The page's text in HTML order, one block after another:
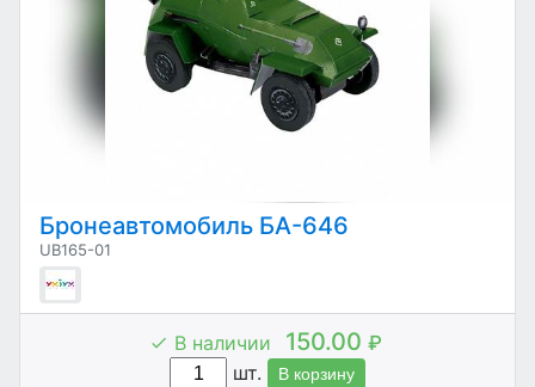
Бронеавтомобиль БА-646
UB165-01
В наличии 150.00 ₽
шт.
В корзину